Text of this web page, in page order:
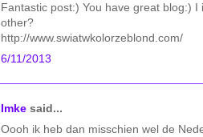
Fantastic post:) You have great blog:)
other?
http://www.swiatwkolorzeblond.com/
6/11/2013
Imke said...
Oooh ik heb dan misschien wel de